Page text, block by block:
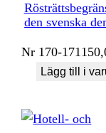
den svenska
Nr 170-171
Lägg till i